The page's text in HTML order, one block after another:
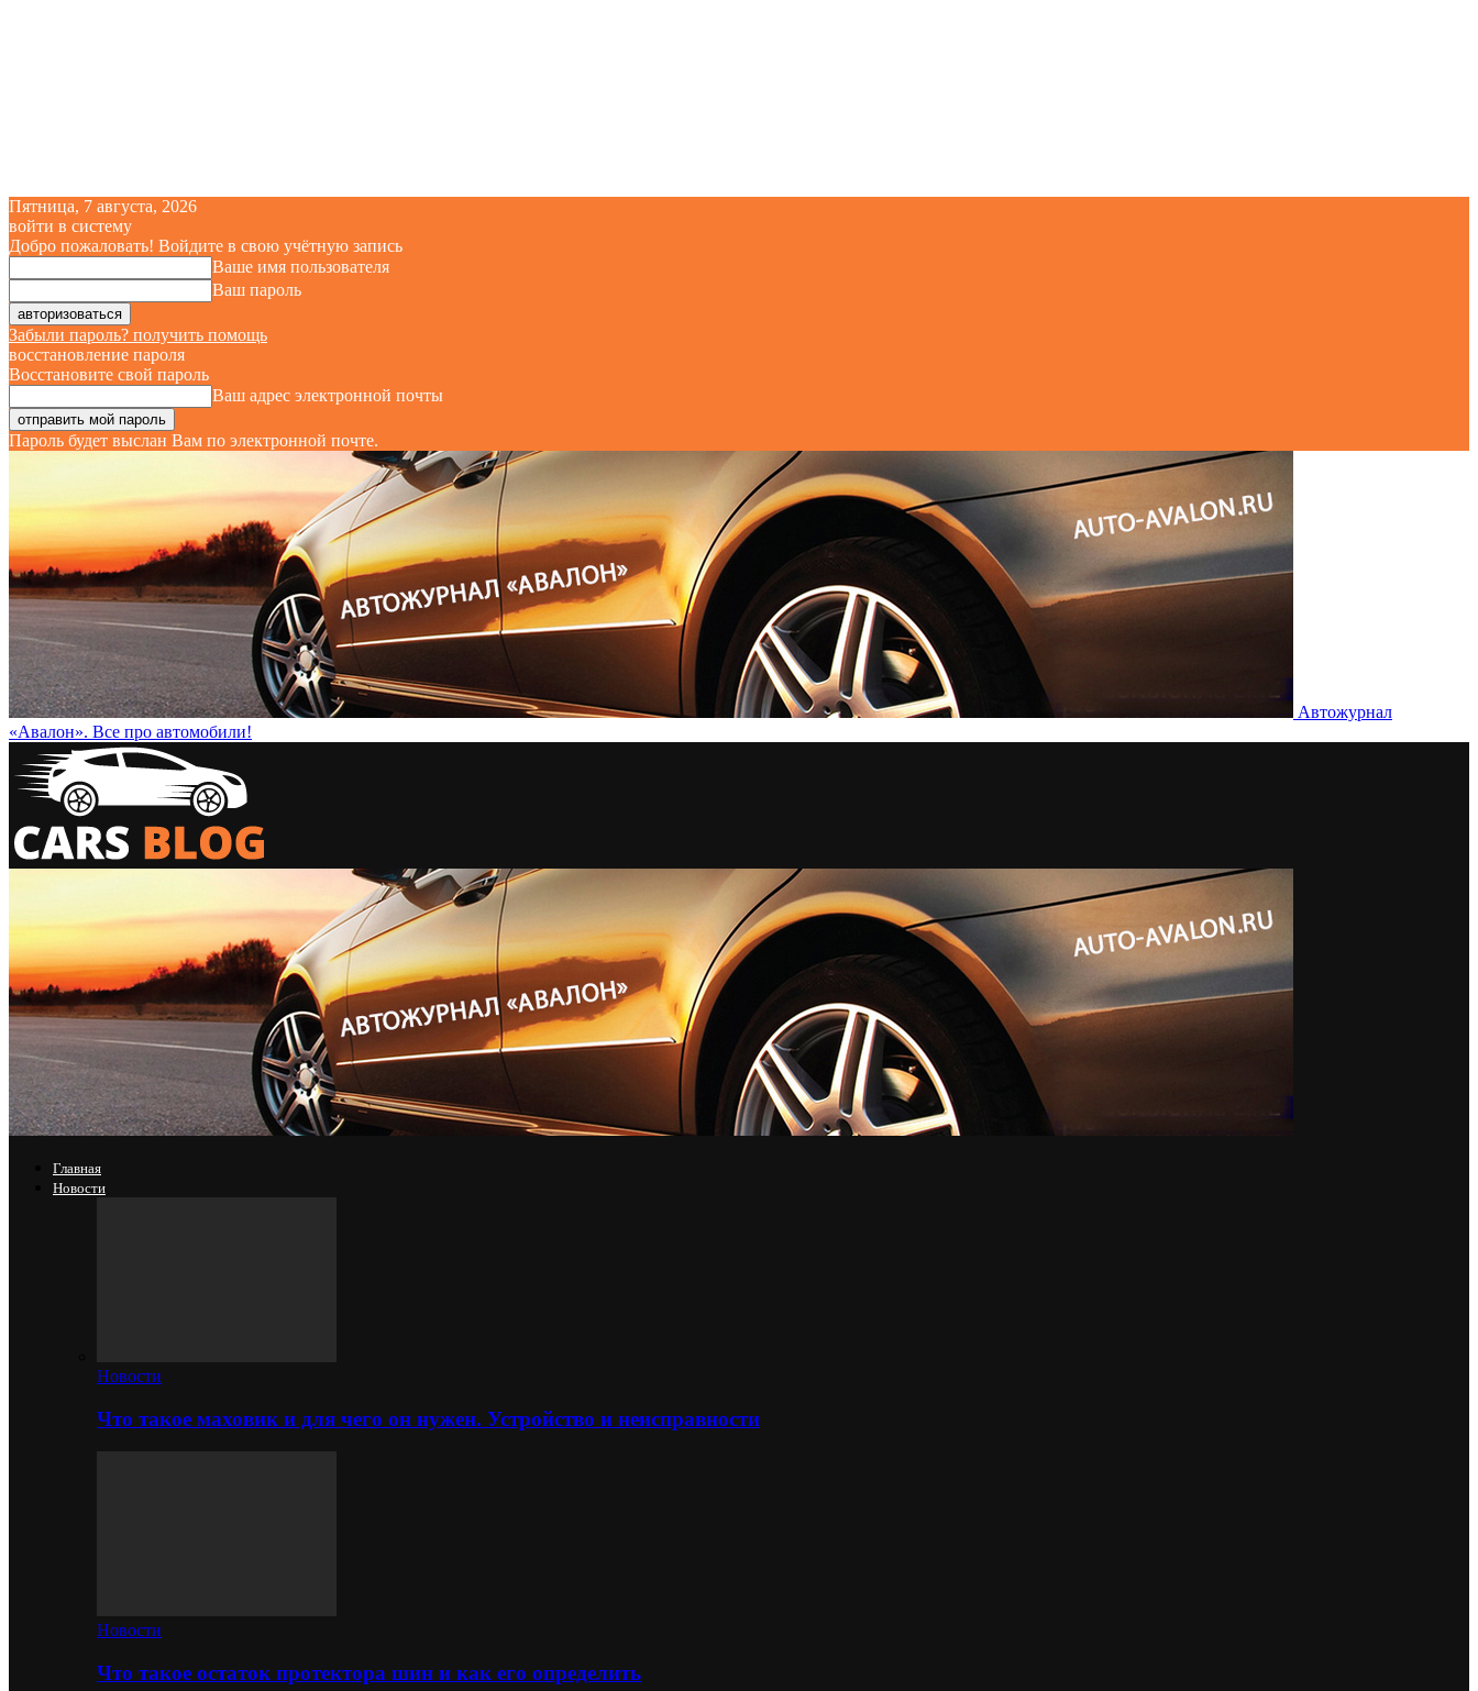
Пятница, 7 августа, 2026
войти в систему
Добро пожаловать! Войдите в свою учётную запись
Ваше имя пользователя
Ваш пароль
Забыли пароль? получить помощь
восстановление пароля
Восстановите свой пароль
Ваш адрес электронной почты
Пароль будет выслан Вам по электронной почте.
Автожурнал
«Авалон». Все про автомобили!
Главная
Новости
Новости
Что такое маховик и для чего он нужен. Устройство и неисправности
Новости
Что такое остаток протектора шин и как его определить